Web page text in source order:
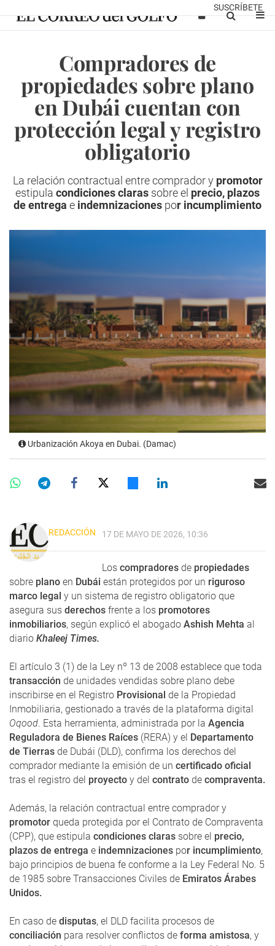
SUSCRÍBETE
Compradores de
propiedades sobre plano
en Dubái cuentan con
protección legal y registro
obligatorio
La relación contractual entre comprador y promotor
estipula condiciones claras sobre el precio, plazos
de entrega e indemnizaciones por incumplimiento
Urbanización Akoya en Dubai. (Damac)
REDACCIÓN 17 DE MAYO DE 2026, 10:36
Los compradores de propiedades
sobre plano en Dubái están protegidos por un riguroso
marco legal y un sistema de registro obligatorio que
asegura sus derechos frente a los promotores
inmobiliarios, según explicó el abogado Ashish Mehta al
diario Khaleej Times.
El artículo 3 (1) de la Ley nº 13 de 2008 establece que toda
transacción de unidades vendidas sobre plano debe
inscribirse en el Registro Provisional de la Propiedad
Inmobiliaria, gestionado a través de la plataforma digital
Oqood. Esta herramienta, administrada por la Agencia
Reguladora de Bienes Raíces (RERA) y el Departamento
de Tierras de Dubái (DLD), confirma los derechos del
comprador mediante la emisión de un certificado oficial
tras el registro del proyecto y del contrato de compraventa.
Además, la relación contractual entre comprador y
promotor queda protegida por el Contrato de Compraventa
(CPP), que estipula condiciones claras sobre el precio,
plazos de entrega e indemnizaciones por incumplimiento,
bajo principios de buena fe conforme a la Ley Federal No. 5
de 1985 sobre Transacciones Civiles de Emiratos Árabes
Unidos.
En caso de disputas, el DLD facilita procesos de
conciliación para resolver conflictos de forma amistosa, y